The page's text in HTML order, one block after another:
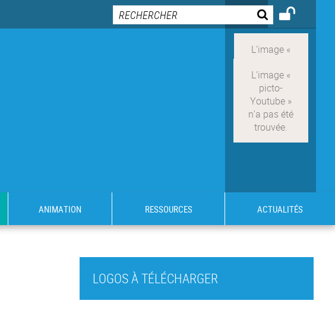
ANIMATION RESSOURCES ACTUALITÉS
LOGOS À TÉLÉCHARGER